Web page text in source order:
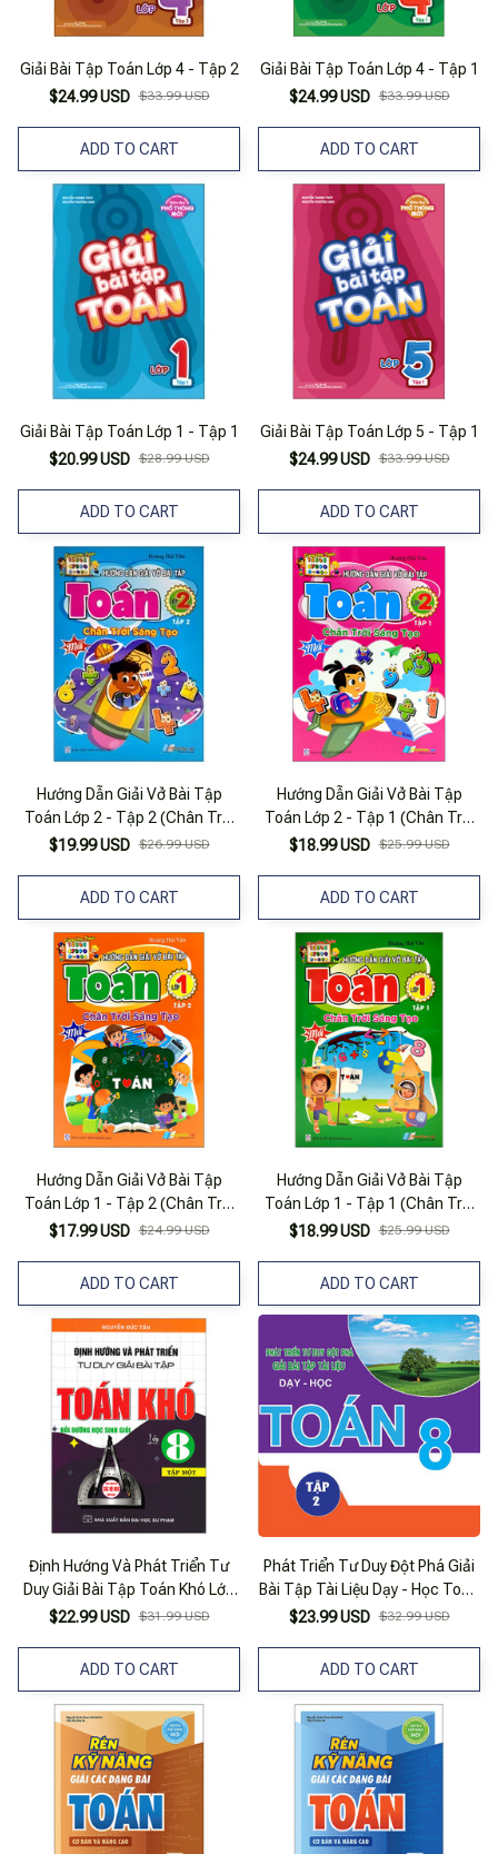
Giải Bài Tập Toán Lớp 4 - Tập 2
$24.99 USD $33.99 USD
ADD TO CART
Giải Bài Tập Toán Lớp 4 - Tập 1
$24.99 USD $33.99 USD
ADD TO CART
Giải Bài Tập Toán Lớp 1 - Tập 1
$20.99 USD $28.99 USD
ADD TO CART
Giải Bài Tập Toán Lớp 5 - Tập 1
$24.99 USD $33.99 USD
ADD TO CART
Hướng Dẫn Giải Vở Bài Tập
Toán Lớp 2 - Tập 2 (Chân Trời
Sáng Tạo)
$19.99 USD $26.99 USD
ADD TO CART
Hướng Dẫn Giải Vở Bài Tập
Toán Lớp 2 - Tập 1 (Chân Trời
Sáng Tạo)
$18.99 USD $25.99 USD
ADD TO CART
Hướng Dẫn Giải Vở Bài Tập
Toán Lớp 1 - Tập 2 (Chân Trời
Sáng Tạo)
$17.99 USD $24.99 USD
ADD TO CART
Hướng Dẫn Giải Vở Bài Tập
Toán Lớp 1 - Tập 1 (Chân Trời
Sáng Tạo)
$18.99 USD $25.99 USD
ADD TO CART
Định Hướng Và Phát Triển Tư
Duy Giải Bài Tập Toán Khó Lớp
8 - Tập 1
$22.99 USD $31.99 USD
ADD TO CART
Phát Triển Tư Duy Đột Phá Giải
Bài Tập Tài Liệu Dạy - Học Toán
Lớp 8 (Tập 2)
$23.99 USD $32.99 USD
ADD TO CART